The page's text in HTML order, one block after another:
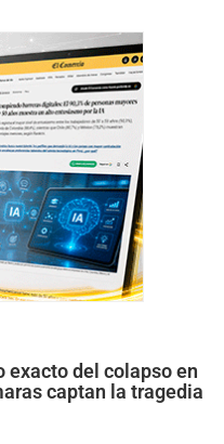
exacto del colapso en
captan la tragedia